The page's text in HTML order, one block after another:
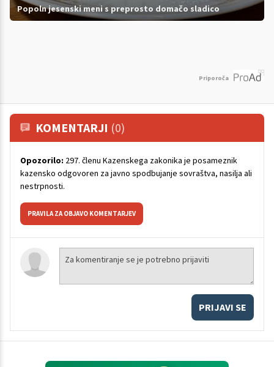
Popoln jesenski meni s preprosto domačo sladico
Priporoča
KOMENTARJI (0)
Opozorilo: 297. členu Kazenskega zakonika je posameznik
kazensko odgovoren za javno spodbujanje sovraštva, nasilja ali
nestrpnosti.
PRAVILA ZA OBJAVO KOMENTARJEV
PRIJAVI SE